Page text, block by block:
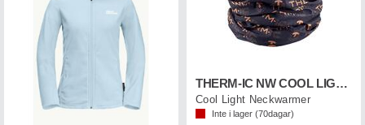
THERM-IC NW COOL LIGHT Carbon Thermic
Cool Light Neckwarmer
Inte i lager (70dagar)